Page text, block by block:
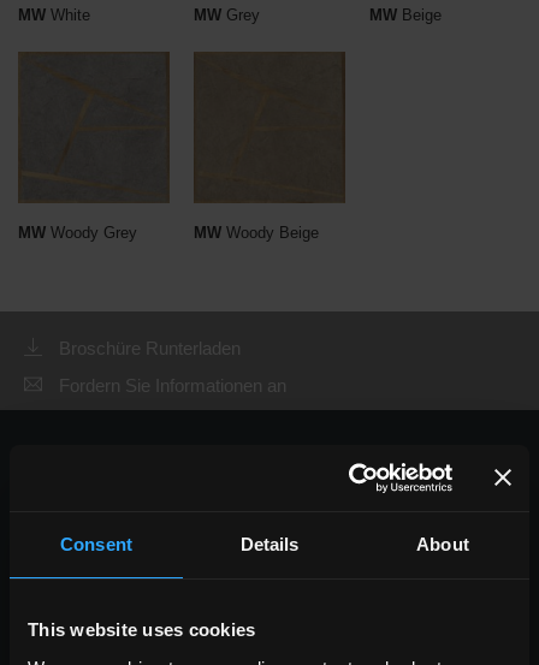
Consent Details About
This website uses cookies
MW White MW Grey MW Beige
MW Woody Grey MW Woody Beige
Broschüre Runterladen
Fordern Sie Informationen an
WÄHLEN SIE EINE SERIE AUS:
indoor